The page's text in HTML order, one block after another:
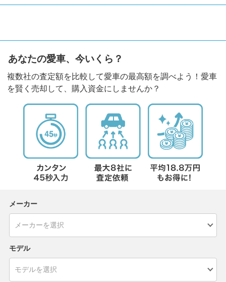
あなたの愛車、今いくら？
複数社の査定額を比較して愛車の最高額を調べよう！愛車
を賢く売却して、購入資金にしませんか？
メーカー
モデル